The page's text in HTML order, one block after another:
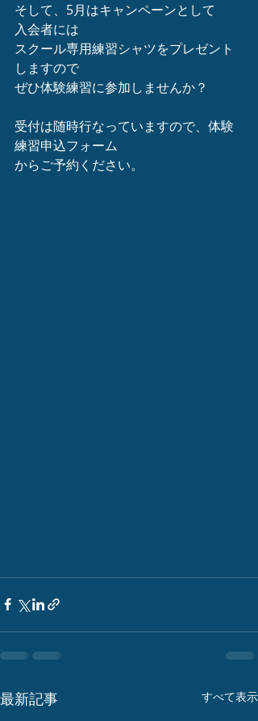
そして、5月はキャンペーンとして
入会者には
スクール専用練習シャツをプレゼント
しますので
ぜひ体験練習に参加しませんか？
受付は随時行なっていますので、体験
練習申込フォーム
からご予約ください。
最新記事 すべて表示